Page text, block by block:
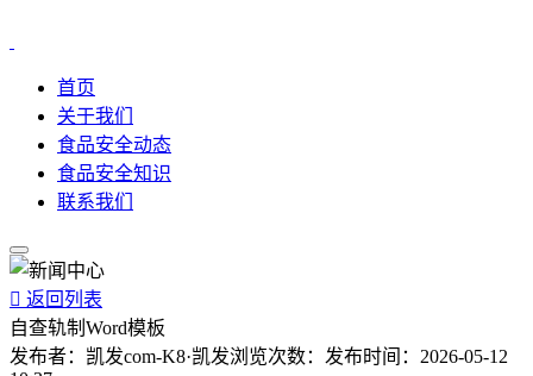
首页
关于我们
食品安全动态
食品安全知识
联系我们
 返回列表
自查轨制Word模板
发布者： 凯发com-K8·凯发浏览次数： 发布时间： 2026-05-12